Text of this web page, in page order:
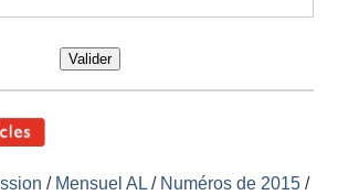
Valider
/ Mensuel AL / Numéros de 2015 /